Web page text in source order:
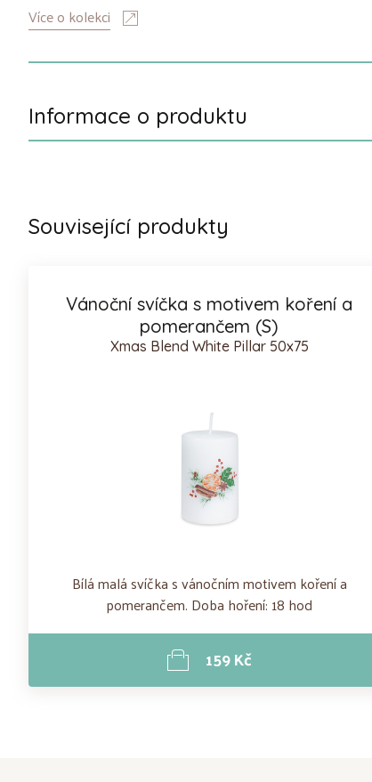
Více o kolekci
Informace o produktu
Související produkty
Vánoční svíčka s motivem koření a
pomerančem (S)
Xmas Blend White Pillar 50x75
Bílá malá svíčka s vánočním motivem koření a
pomerančem. Doba hoření: 18 hod
159 Kč